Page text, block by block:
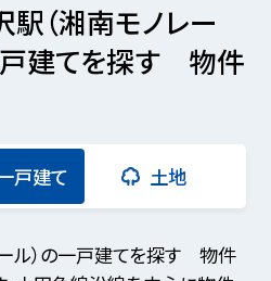
（湘南モノレー
戸建てを探す 物件
戸建て 土地
ル）の一戸建てを探す 物件